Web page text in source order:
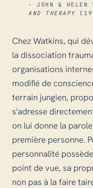
- JOHN & HELEN
AND THERAPY
Chez Watkins, qui
la dissociation
organisations
modifié de
terrain jungien,
s'adresse
on lui donne la
première personne.
personnalité
point de vue, sa
non pas à la faire